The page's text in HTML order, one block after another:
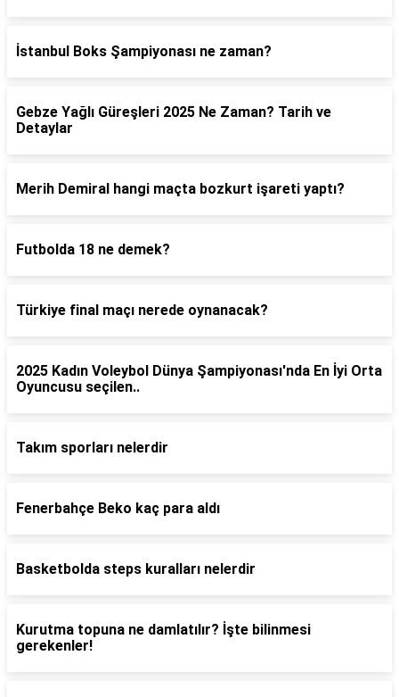
İstanbul Boks Şampiyonası ne zaman?
Gebze Yağlı Güreşleri 2025 Ne Zaman? Tarih ve
Detaylar
Merih Demiral hangi maçta bozkurt işareti yaptı?
Futbolda 18 ne demek?
Türkiye final maçı nerede oynanacak?
2025 Kadın Voleybol Dünya Şampiyonası'nda En İyi Orta
Oyuncusu seçilen..
Takım sporları nelerdir
Fenerbahçe Beko kaç para aldı
Basketbolda steps kuralları nelerdir
Kurutma topuna ne damlatılır? İşte bilinmesi
gerekenler!